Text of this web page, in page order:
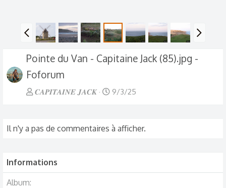
Pointe du Van - Capitaine Jack (85).jpg -
Foforum
𝑪𝑨𝑷𝑰𝑻𝑨𝑰𝑵𝑬 𝑱𝑨𝑪𝑲 9/3/25
Il n'y a pas de commentaires à afficher.
Informations
Album